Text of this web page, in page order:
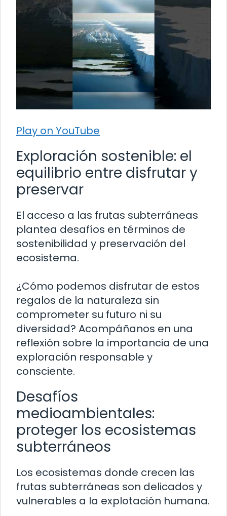
Play on YouTube
Exploración sostenible: el
equilibrio entre disfrutar y
preservar
El acceso a las frutas subterráneas
plantea desafíos en términos de
sostenibilidad y preservación del
ecosistema.
¿Cómo podemos disfrutar de estos
regalos de la naturaleza sin
comprometer su futuro ni su
diversidad? Acompáñanos en una
reflexión sobre la importancia de una
exploración responsable y
consciente.
Desafíos
medioambientales:
proteger los ecosistemas
subterráneos
Los ecosistemas donde crecen las
frutas subterráneas son delicados y
vulnerables a la explotación humana.